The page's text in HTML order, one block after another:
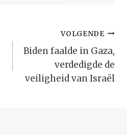
VOLGENDE
Biden faalde in Gaza,
verdedigde de
veiligheid van Israël